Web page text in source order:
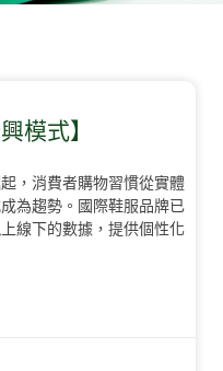
模式】
，消費者購物習慣從實體
為趨勢。國際鞋服品牌已
線下的數據，提供個性化